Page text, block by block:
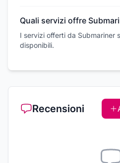
Quali servizi offre
I servizi offerti da Submariner
disponibili.
Recensioni